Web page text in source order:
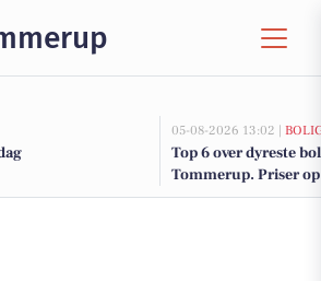
05-08-2026 13:02 |
Top 6 over dyreste
Tommerup. Priser